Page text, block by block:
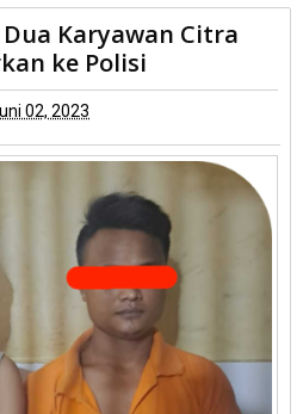
Citra Shipyard di Laporkan ke
Karyawan Citra
ke Polisi
02, 2023